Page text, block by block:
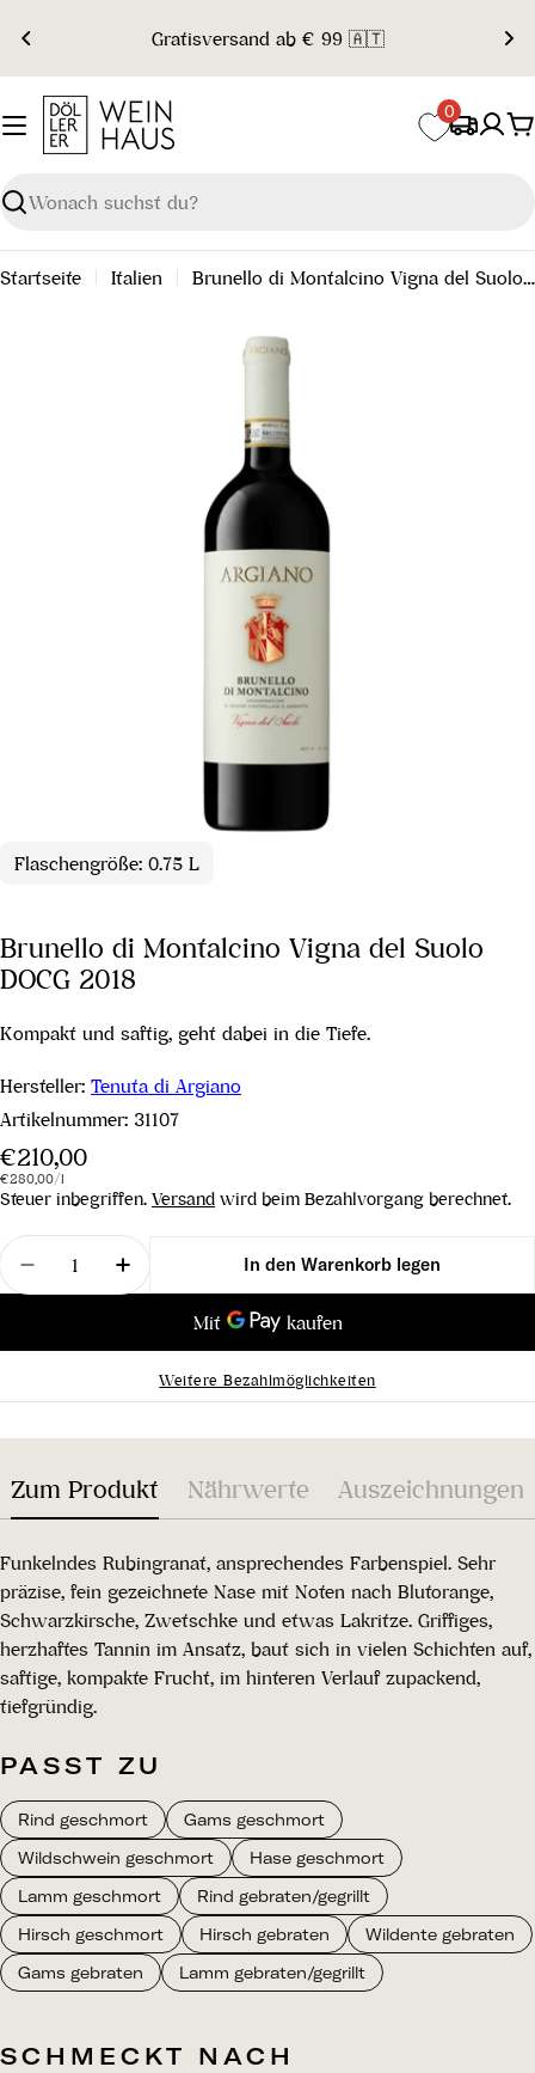
Inhalt
springen
Gratisversand ab € 99 🇦🇹
Suchen
0
Startseite Italien Brunello di Montalcino Vigna del Suolo DOCG 2018
Flaschengröße: 0.75 L
Brunello di Montalcino Vigna del Suolo
DOCG 2018
Kompakt und saftig, geht dabei in die Tiefe.
Hersteller: Tenuta di Argiano
Artikelnummer: 31107
Regulärer
Preis
€210,00
Stückpreis
€280,00/pro
l
Steuer inbegriffen. Versand wird beim Bezahlvorgang berechnet.
Menge
Menge für Brunello di Montalcino Vigna del
Menge für Brunello di Montalcino Vigna
In den Warenkorb legen
Weitere Bezahlmöglichkeiten
Zum Produkt Nährwerte Auszeichnungen
Funkelndes Rubingranat, ansprechendes Farbenspiel. Sehr
präzise, fein gezeichnete Nase mit Noten nach Blutorange,
Schwarzkirsche, Zwetschke und etwas Lakritze. Griffiges,
herzhaftes Tannin im Ansatz, baut sich in vielen Schichten auf,
saftige, kompakte Frucht, im hinteren Verlauf zupackend,
tiefgründig.
PASST ZU
Rind geschmort
Gams geschmort
Wildschwein geschmort
Hase geschmort
Lamm geschmort
Rind gebraten/gegrillt
Hirsch geschmort
Hirsch gebraten
Wildente gebraten
Gams gebraten
Lamm gebraten/gegrillt
SCHMECKT NACH